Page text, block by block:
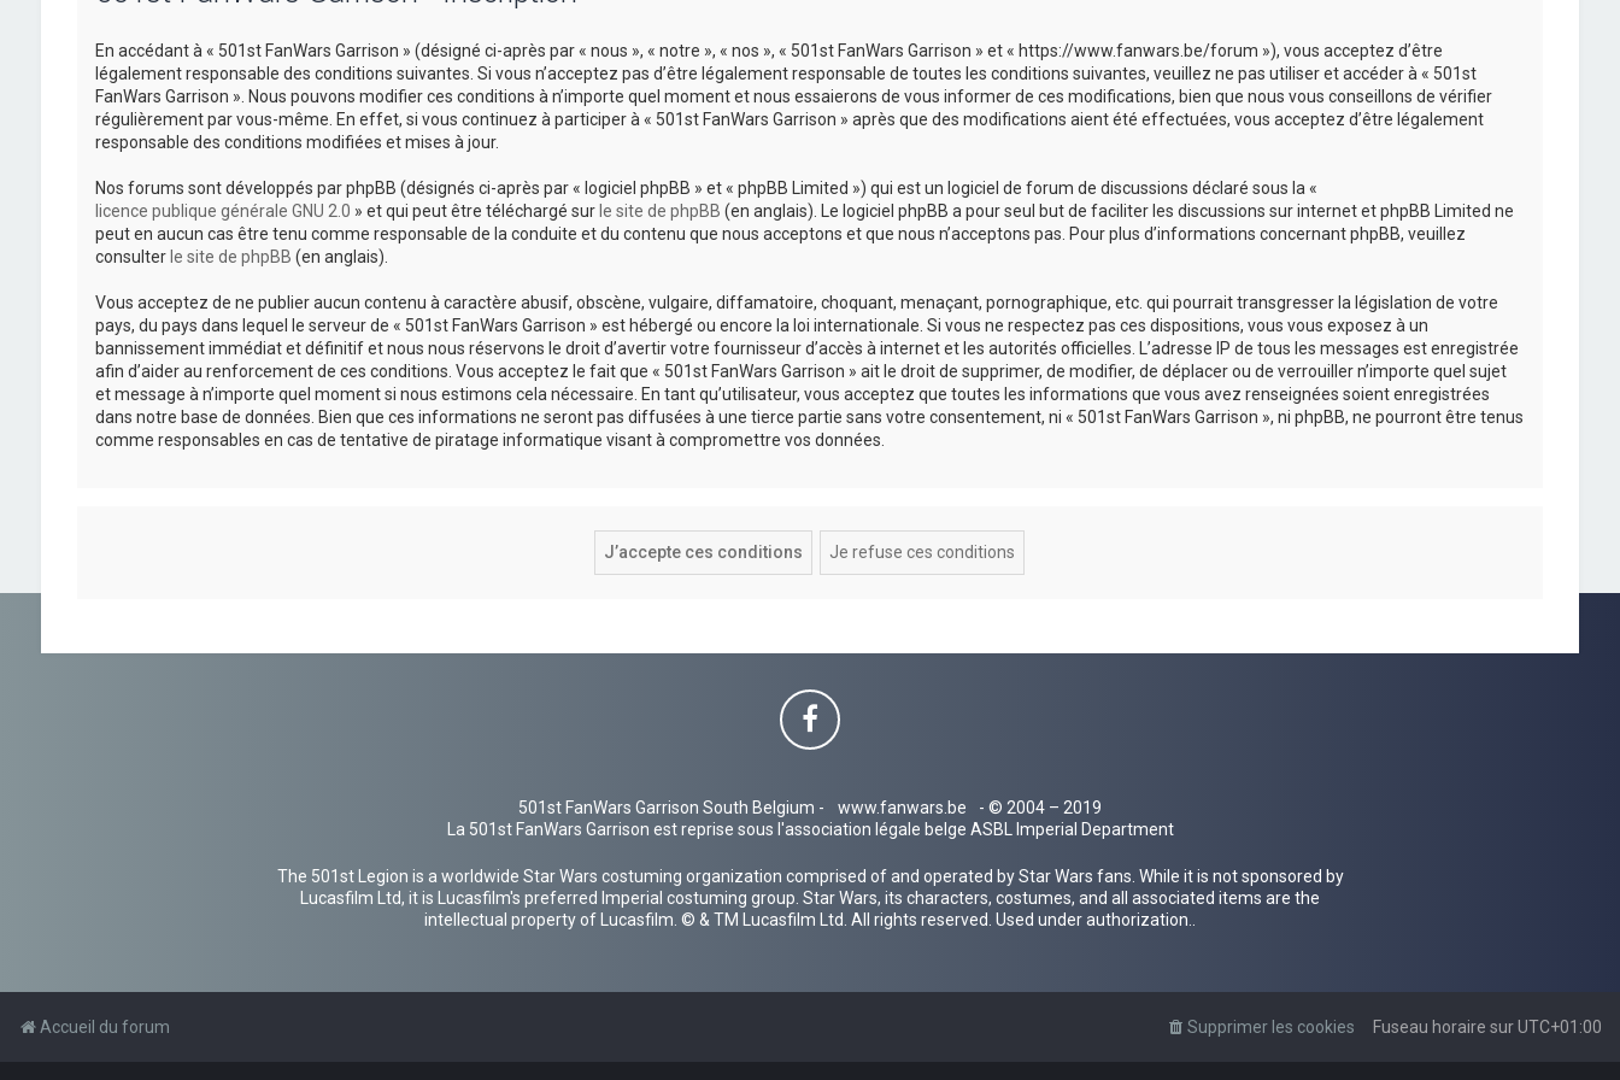
En accédant à « 501st FanWars Garrison » (désigné ci-après par « nous », « notre », « nos », « 501st FanWars Garrison » et « https://www.fanwars.be/forum »), vous acceptez d’être
légalement responsable des conditions suivantes. Si vous n’acceptez pas d’être légalement responsable de toutes les conditions suivantes, veuillez ne pas utiliser et accéder à « 501st
FanWars Garrison ». Nous pouvons modifier ces conditions à n’importe quel moment et nous essaierons de vous informer de ces modifications, bien que nous vous conseillons de vérifier
régulièrement par vous-même. En effet, si vous continuez à participer à « 501st FanWars Garrison » après que des modifications aient été effectuées, vous acceptez d’être légalement
responsable des conditions modifiées et mises à jour.
Nos forums sont développés par phpBB (désignés ci-après par « logiciel phpBB » et « phpBB Limited ») qui est un logiciel de forum de discussions déclaré sous la «
licence publique générale GNU 2.0 » et qui peut être téléchargé sur le site de phpBB (en anglais). Le logiciel phpBB a pour seul but de faciliter les discussions sur internet et phpBB Limited ne
peut en aucun cas être tenu comme responsable de la conduite et du contenu que nous acceptons et que nous n’acceptons pas. Pour plus d’informations concernant phpBB, veuillez
consulter le site de phpBB (en anglais).
Vous acceptez de ne publier aucun contenu à caractère abusif, obscène, vulgaire, diffamatoire, choquant, menaçant, pornographique, etc. qui pourrait transgresser la législation de votre
pays, du pays dans lequel le serveur de « 501st FanWars Garrison » est hébergé ou encore la loi internationale. Si vous ne respectez pas ces dispositions, vous vous exposez à un
bannissement immédiat et définitif et nous nous réservons le droit d’avertir votre fournisseur d’accès à internet et les autorités officielles. L’adresse IP de tous les messages est enregistrée
afin d’aider au renforcement de ces conditions. Vous acceptez le fait que « 501st FanWars Garrison » ait le droit de supprimer, de modifier, de déplacer ou de verrouiller n’importe quel sujet
et message à n’importe quel moment si nous estimons cela nécessaire. En tant qu’utilisateur, vous acceptez que toutes les informations que vous avez renseignées soient enregistrées
dans notre base de données. Bien que ces informations ne seront pas diffusées à une tierce partie sans votre consentement, ni « 501st FanWars Garrison », ni phpBB, ne pourront être tenus
comme responsables en cas de tentative de piratage informatique visant à compromettre vos données.
501st FanWars Garrison South Belgium - www.fanwars.be
- © 2004 – 2019
La 501st FanWars Garrison est reprise sous l'association légale belge ASBL Imperial Department
The 501st Legion is a worldwide Star Wars costuming organization comprised of and operated by Star Wars fans. While it is not sponsored by
Lucasfilm Ltd, it is Lucasfilm's preferred Imperial costuming group. Star Wars, its characters, costumes, and all associated items are the
intellectual property of Lucasfilm. © & TM Lucasfilm Ltd. All rights reserved. Used under authorization..
Accueil du forum Fuseau horaire surUTC+01:00
Supprimer les cookies